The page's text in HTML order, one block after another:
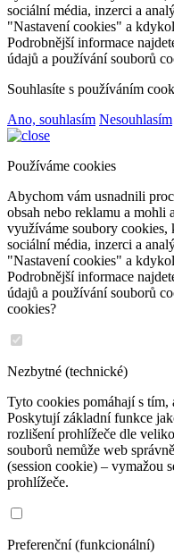
sociální média, inzerci a
"Nastavení cookies" a
Podrobnější informace
údajů a používání souborů
Souhlasíte s používáním
Ano, souhlasím Nesouhlasím
Používáme cookies
Abychom vám usnadnili
obsah nebo reklamu a mohli
využíváme soubory cookies,
sociální média, inzerci a
"Nastavení cookies" a
Podrobnější informace
údajů a používání souborů
cookies?
Nezbytné (technické)
Tyto cookies pomáhají s
Poskytují základní funkce
rozlišení prohlížeče dle
souborů nemůže web
(session cookie) – vymažou
prohlížeče.
Preferenční (funkcionální)